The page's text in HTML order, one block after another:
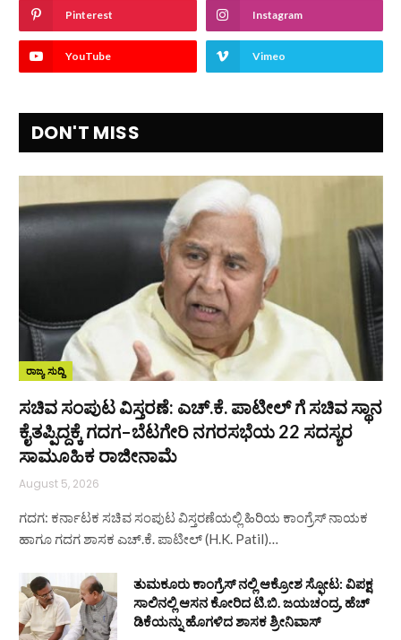
Pinterest Instagram
YouTube Vimeo
DON'T MISS
ರಾಜ್ಯ ಸುದ್ದಿ
ಸಚಿವ ಸಂಪುಟ ವಿಸ್ತರಣೆ: ಎಚ್.ಕೆ. ಪಾಟೀಲ್ ಗೆ ಸಚಿವ ಸ್ಥಾನ
ಕೈತಪ್ಪಿದ್ದಕ್ಕೆ ಗದಗ–ಬೆಟಗೇರಿ ನಗರಸಭೆಯ 22 ಸದಸ್ಯರ
ಸಾಮೂಹಿಕ ರಾಜೀನಾಮೆ
August 5, 2026
ಗದಗ: ಕರ್ನಾಟಕ ಸಚಿವ ಸಂಪುಟ ವಿಸ್ತರಣೆಯಲ್ಲಿ ಹಿರಿಯ ಕಾಂಗ್ರೆಸ್ ನಾಯಕ
ಹಾಗೂ ಗದಗ ಶಾಸಕ ಎಚ್.ಕೆ. ಪಾಟೀಲ್ (H.K. Patil)…
ತುಮಕೂರು ಕಾಂಗ್ರೆಸ್ ನಲ್ಲಿ ಆಕ್ರೋಶ ಸ್ಫೋಟ: ವಿಪಕ್ಷ
ಸಾಲಿನಲ್ಲಿ ಆಸನ ಕೋರಿದ ಟಿ.ಬಿ. ಜಯಚಂದ್ರ, ಹೆಚ್
ಡಿಕೆಯನ್ನು ಹೊಗಳಿದ ಶಾಸಕ ಶ್ರೀನಿವಾಸ್